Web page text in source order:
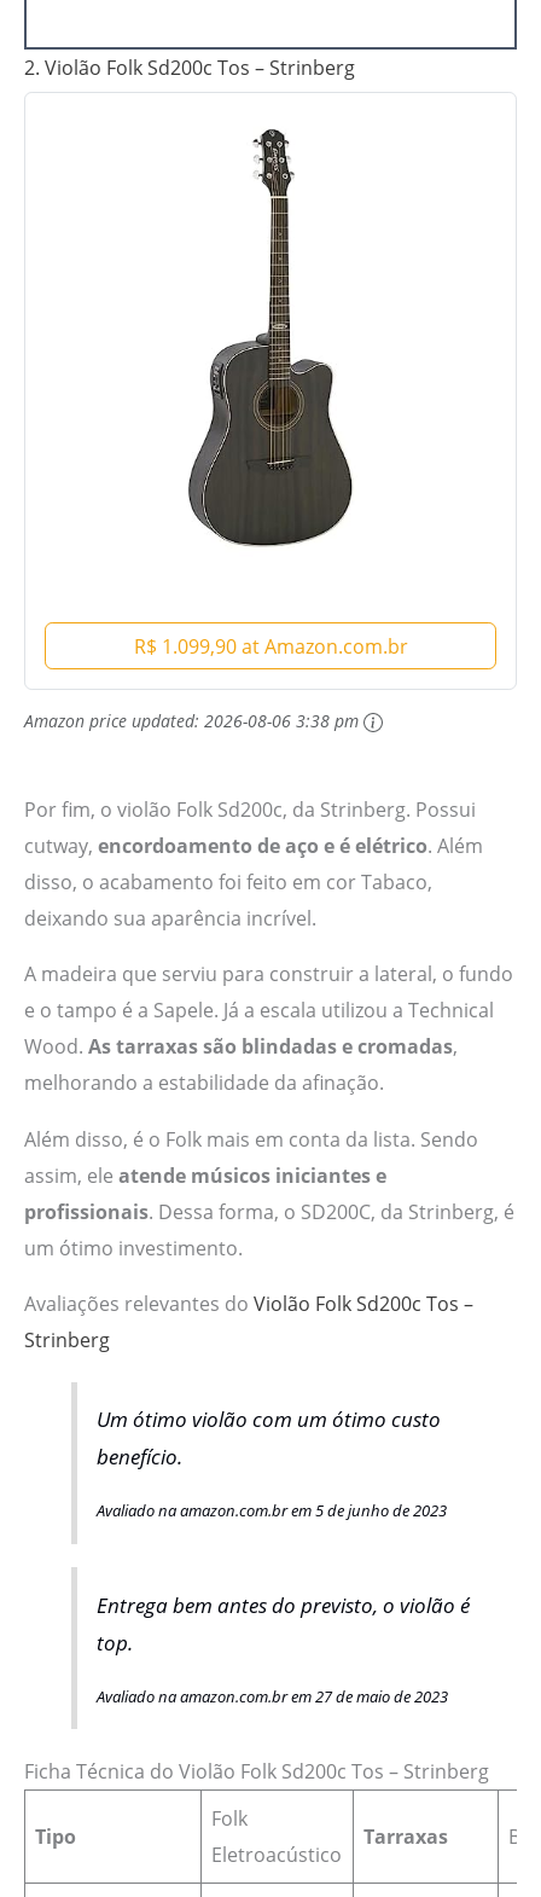
2. Violão Folk Sd200c Tos – Strinberg
R$ 1.099,90 at Amazon.com.br
Amazon price updated: 2026-08-06 3:38 pm
Por fim, o violão Folk Sd200c, da Strinberg. Possui
cutway, encordoamento de aço e é elétrico. Além
disso, o acabamento foi feito em cor Tabaco,
deixando sua aparência incrível.
A madeira que serviu para construir a lateral, o fundo
e o tampo é a Sapele. Já a escala utilizou a Technical
Wood. As tarraxas são blindadas e cromadas,
melhorando a estabilidade da afinação.
Além disso, é o Folk mais em conta da lista. Sendo
assim, ele atende músicos iniciantes e
profissionais. Dessa forma, o SD200C, da Strinberg, é
um ótimo investimento.
Avaliações relevantes do Violão Folk Sd200c Tos –
Strinberg
Um ótimo violão com um ótimo custo
benefício.
Avaliado na amazon.com.br em 5 de junho de 2023
Entrega bem antes do previsto, o violão é
top.
Avaliado na amazon.com.br em 27 de maio de 2023
Ficha Técnica do Violão Folk Sd200c Tos – Strinberg
Tipo
Folk
Eletroacústico
Tarraxas